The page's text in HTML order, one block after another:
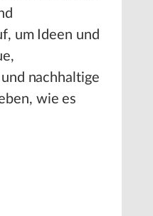
um Ideen und
nachhaltige
wie es